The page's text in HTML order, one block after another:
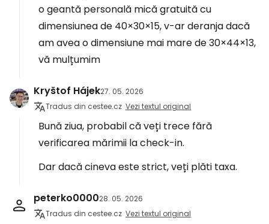
o geantă personală mică gratuită cu
dimensiunea de 40×30×15, v-ar deranja dacă
am avea o dimensiune mai mare de 30×44×13,
vă mulțumim
Kryštof Hájek27. 05. 2026
Tradus din cestee.cz Vezi textul original
Bună ziua, probabil că veți trece fără
verificarea mărimii la check-in.
Dar dacă cineva este strict, veți plăti taxa.
peterko000028. 05. 2026
Tradus din cestee.cz Vezi textul original